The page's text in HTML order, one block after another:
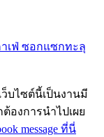
ว็บไซต์นี้เป็นงานมี
องการนำไปเผย
message ที่นี่